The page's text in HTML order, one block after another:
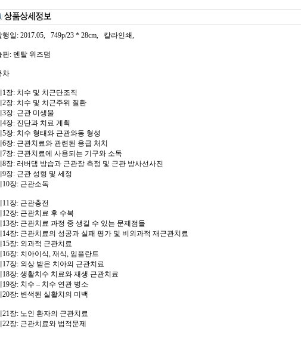
행일: 2017.05, 749p/23 * 28cm, 칼라인쇄,
판: 덴탈 위즈덤
차
1장: 치수 및 치근단조직
2장: 치수 및 치근주위 질환
3장: 근관 미생물
4장: 진단과 치료 계획
5장: 치수 형태와 근관와동 형성
6장: 근관치료와 관련된 응급 처치
7장: 근관치료에 사용되는 기구와 소독
8장: 러버댐 방습과 근관장 측정 및 근관 방사선사진
9장: 근관 성형 및 세정
10장: 근관소독
11장: 근관충전
12장: 근관치료 후 수복
13장: 근관치료 과정 중 생길 수 있는 문제점들
14장: 근관치료의 성공과 실패 평가 및 비외과적 재근관치료
15장: 외과적 근관치료
16장: 치아이식, 재식, 임플란트
17장: 외상 받은 치아의 근관치료
18장: 생활치수 치료와 재생 근관치료
19장: 치수 – 치수 연관 병소
20장: 변색된 실활치의 미백
21장: 노인 환자의 근관치료
22장: 근관치료와 법적문제